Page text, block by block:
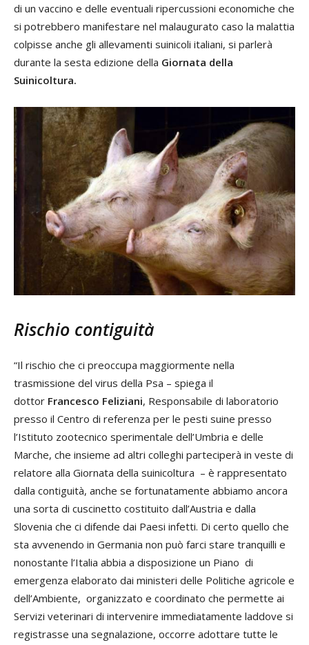
di un vaccino e delle eventuali ripercussioni economiche che
si potrebbero manifestare nel malaugurato caso la malattia
colpisse anche gli allevamenti suinicoli italiani, si parlerà
durante la sesta edizione della Giornata della
Suinicoltura.
Rischio contiguità
“Il rischio che ci preoccupa maggiormente nella
trasmissione del virus della Psa – spiega il
dottor Francesco Feliziani, Responsabile di laboratorio
presso il Centro di referenza per le pesti suine presso
l’Istituto zootecnico sperimentale dell’Umbria e delle
Marche, che insieme ad altri colleghi parteciperà in veste di
relatore alla Giornata della suinicoltura – è rappresentato
dalla contiguità, anche se fortunatamente abbiamo ancora
una sorta di cuscinetto costituito dall’Austria e dalla
Slovenia che ci difende dai Paesi infetti. Di certo quello che
sta avvenendo in Germania non può farci stare tranquilli e
nonostante l’Italia abbia a disposizione un Piano di
emergenza elaborato dai ministeri delle Politiche agricole e
dell’Ambiente, organizzato e coordinato che permette ai
Servizi veterinari di intervenire immediatamente laddove si
registrasse una segnalazione, occorre adottare tutte le